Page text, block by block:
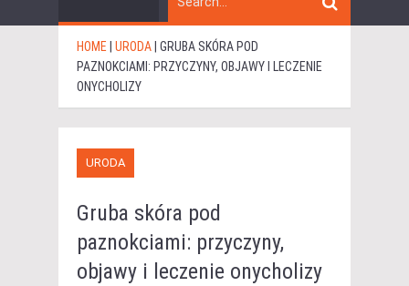
HOME URODA GRUBA SKÓRA POD
PAZNOKCIAMI: PRZYCZYNY, OBJAWY I LECZENIE
ONYCHOLIZY
URODA
Gruba skóra pod
paznokciami: przyczyny,
objawy i leczenie onycholizy